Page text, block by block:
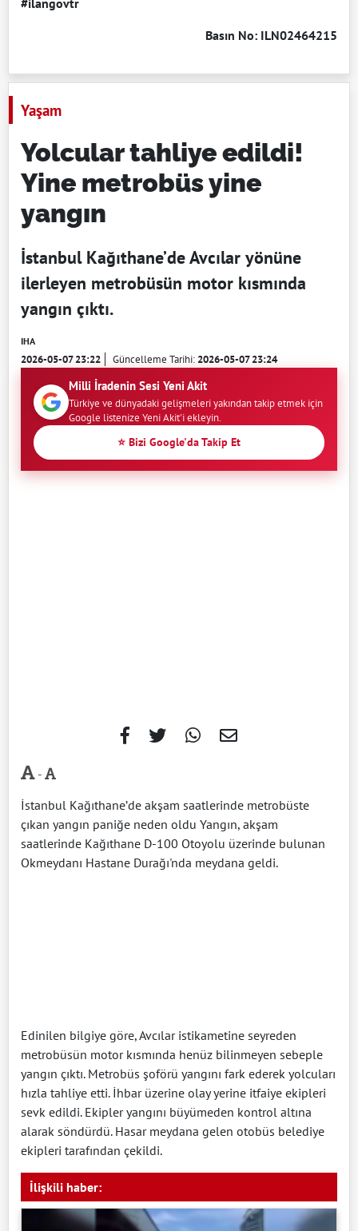
#ilangovtr
Basın No: ILN02464215
Yaşam
Yolcular tahliye edildi!
Yine metrobüs yine
yangın
İstanbul Kağıthane’de Avcılar yönüne
ilerleyen metrobüsün motor kısmında
yangın çıktı.
IHA
2026-05-07 23:22 Güncelleme Tarihi:2026-05-07 23:24
Milli İradenin Sesi Yeni Akit
Türkiye ve dünyadaki gelişmeleri yakından takip etmek için
Google listenize Yeni Akit'i ekleyin.
⭐ Bizi Google'da Takip Et
-
İstanbul Kağıthane’de akşam saatlerinde metrobüste
çıkan yangın paniğe neden oldu Yangın, akşam
saatlerinde Kağıthane D-100 Otoyolu üzerinde bulunan
Okmeydanı Hastane Durağı'nda meydana geldi.
Edinilen bilgiye göre, Avcılar istikametine seyreden
metrobüsün motor kısmında henüz bilinmeyen sebeple
yangın çıktı. Metrobüs şoförü yangını fark ederek yolcuları
hızla tahliye etti. İhbar üzerine olay yerine itfaiye ekipleri
sevk edildi. Ekipler yangını büyümeden kontrol altına
alarak söndürdü. Hasar meydana gelen otobüs belediye
ekipleri tarafından çekildi.
İlişkili haber: